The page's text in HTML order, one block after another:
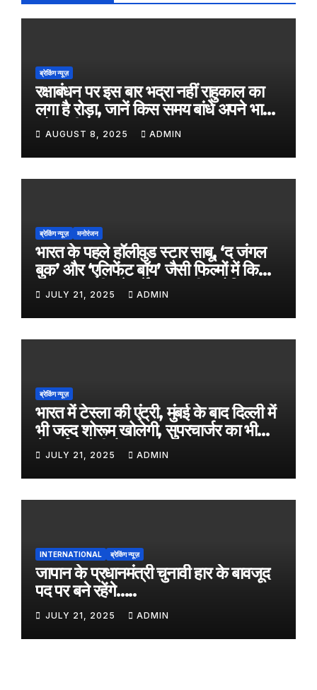
ब्रेकिंग न्यूज़
रक्षाबंधन पर इस बार भद्रा नहीं राहुकाल का
लगा है रोड़ा, जानें किस समय बांधे अपने भाई
को राखी
AUGUST 8, 2025 ADMIN
ब्रेकिंग न्यूज़ मनोरंजन
भारत के पहले हॉलीवुड स्टार साबू, ‘द जंगल
बुक’ और ‘एलिफेंट बॉय’ जैसी फिल्मों में किया
काम, जल्द ही बड़े पर्दे पर आएगी बायोपिक
JULY 21, 2025 ADMIN
ब्रेकिंग न्यूज़
भारत में टेस्ला की एंट्री, मुंबई के बाद दिल्ली में
भी जल्द शोरूम खोलेगी, सुपरचार्जर का भी
नेटवर्क करेगी तैयार
JULY 21, 2025 ADMIN
INTERNATIONAL ब्रेकिंग न्यूज़
जापान के प्रधानमंत्री चुनावी हार के बावजूद
पद पर बने रहेंगे…..
JULY 21, 2025 ADMIN